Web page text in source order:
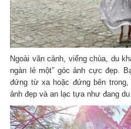
Ngoài vãn cảnh, viếng chùa, du
ngàn lẻ một” góc ảnh cực đẹp.
đứng từ xa hoặc đứng bên
ảnh đẹp và an lạc tựa như đang